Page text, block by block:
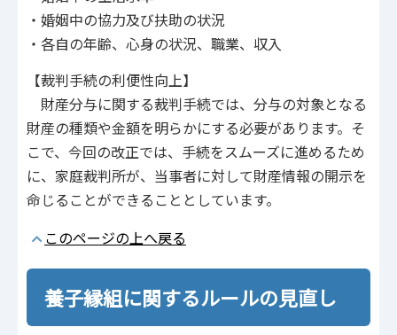
・婚姻中の協力及び扶助の状況
・各自の年齢、心身の状況、職業、収入
【裁判手続の利便性向上】
財産分与に関する裁判手続では、分与の対象となる
財産の種類や金額を明らかにする必要があります。そ
こで、今回の改正では、手続をスムーズに進めるため
に、家庭裁判所が、当事者に対して財産情報の開示を
命じることができることとしています。
このページの上へ戻る
養子縁組に関するルールの見直し